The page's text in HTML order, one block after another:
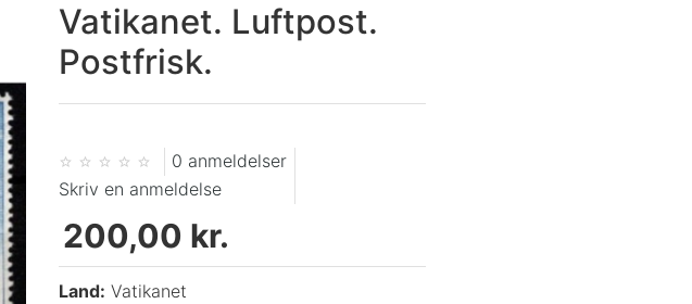
Vatikanet. Luftpost.
Postfrisk.
0 anmeldelser
Skriv en anmeldelse
200,00 kr.
Land: Vatikanet